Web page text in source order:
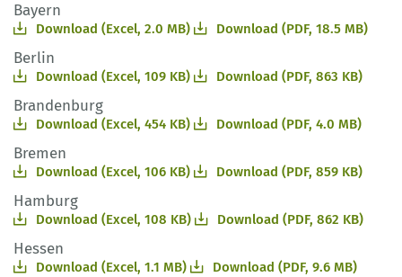
Bayern
Download (Excel, 2.0 MB) Download (PDF, 18.5 MB)
Berlin
Download (Excel, 109 KB) Download (PDF, 863 KB)
Brandenburg
Download (Excel, 454 KB) Download (PDF, 4.0 MB)
Bremen
Download (Excel, 106 KB) Download (PDF, 859 KB)
Hamburg
Download (Excel, 108 KB) Download (PDF, 862 KB)
Hessen
Download (Excel, 1.1 MB) Download (PDF, 9.6 MB)